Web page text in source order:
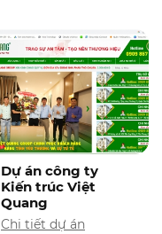
Dự án công ty
Kiến trúc Việt
Quang
Chi tiết dự án